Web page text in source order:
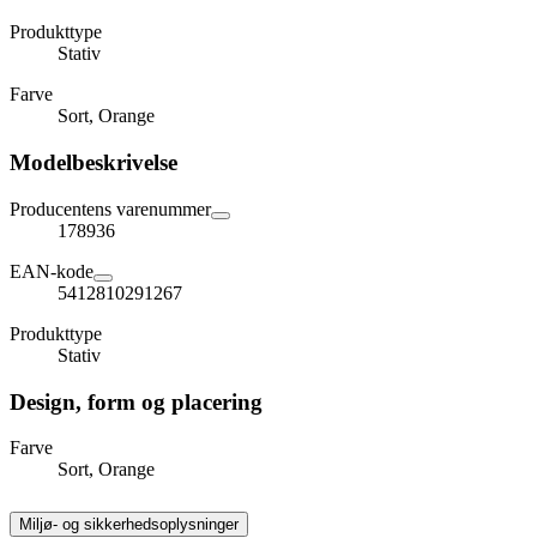
Produkttype
Stativ
Farve
Sort, Orange
Modelbeskrivelse
Producentens varenummer
178936
EAN-kode
5412810291267
Produkttype
Stativ
Design, form og placering
Farve
Sort, Orange
Miljø- og sikkerhedsoplysninger